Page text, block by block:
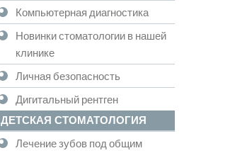
Компьютерная диагностика
Новинки стоматологии в нашей
клинике
Личная безопасность
Дигитальный рентген
ДЕТСКАЯ СТОМАТОЛОГИЯ
Лечение зубов под общим